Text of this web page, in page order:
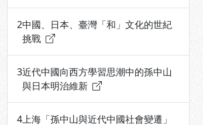
2中國、日本、臺灣「和」文化的世紀
挑戰
3近代中國向西方學習思潮中的孫中山
與日本明治維新
4上海「孫中山與近代中國社會變遷」